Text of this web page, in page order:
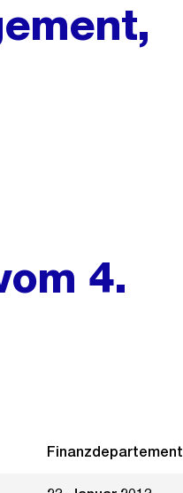
4.
Finanzdepartement